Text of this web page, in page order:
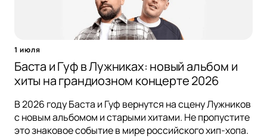
1 июля
Баста и Гуф в Лужниках: новый альбом и
хиты на грандиозном концерте 2026
В 2026 году Баста и Гуф вернутся на сцену Лужников
с новым альбомом и старыми хитами. Не пропустите
это знаковое событие в мире российского хип-хопа.